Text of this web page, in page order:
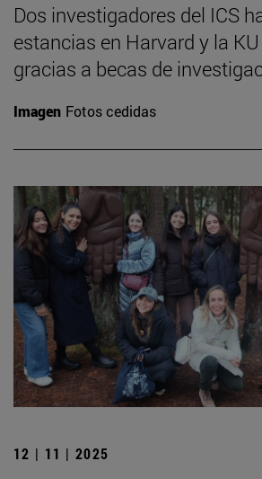
Dos investigadores del ICS
estancias en Harvard y la
gracias a becas de
Imagen Fotos cedidas
12 | 11 | 2025